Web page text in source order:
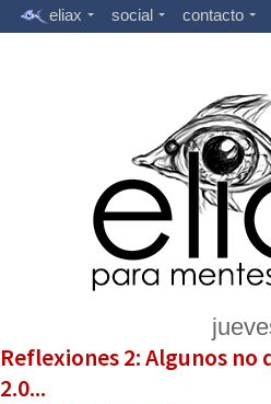
eliax social contacto
Reflexiones 2: Algunos
2.0...